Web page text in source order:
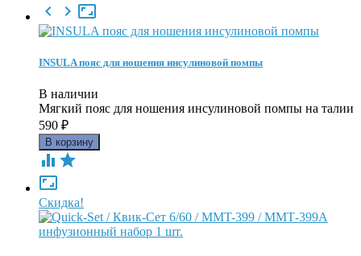

 
INSULA пояс для ношения инсулиновой помпы
В наличии
Мягкий пояс для ношения инсулиновой помпы на талии
590 ₽
 

Скидка!